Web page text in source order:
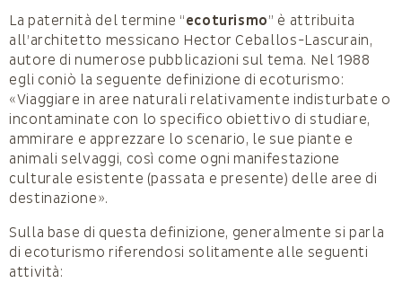
La paternità del termine “ecoturismo” è attribuita
all’architetto messicano Hector Ceballos-Lascurain,
autore di numerose pubblicazioni sul tema. Nel 1988
egli coniò la seguente definizione di ecoturismo:
«Viaggiare in aree naturali relativamente indisturbate o
incontaminate con lo specifico obiettivo di studiare,
ammirare e apprezzare lo scenario, le sue piante e
animali selvaggi, così come ogni manifestazione
culturale esistente (passata e presente) delle aree di
destinazione».
Sulla base di questa definizione, generalmente si parla
di ecoturismo riferendosi solitamente alle seguenti
attività: